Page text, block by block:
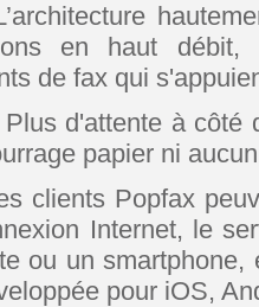
en haut
de fax qui
d'attente à côté
papier ni
clients Popfax
Internet, le
ou un smartphone,
pour iOS,